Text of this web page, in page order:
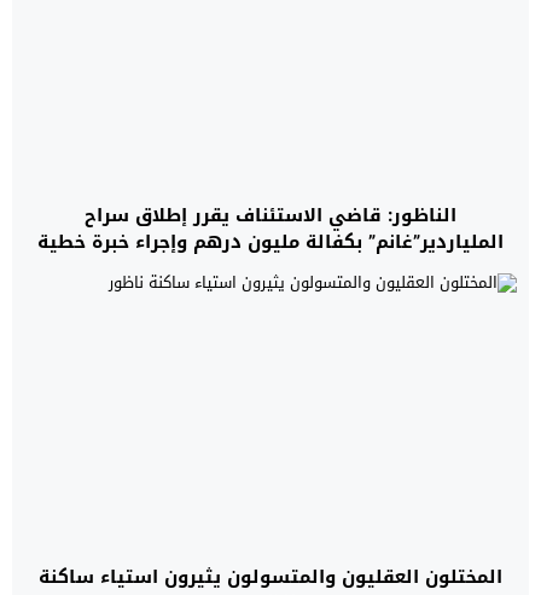
الناظور: قاضي الاستئناف يقرر إطلاق سراح
الملياردير”غانم” بكفالة مليون درهم وإجراء خبرة خطية
للتوقيعات
المختلون العقليون والمتسولون يثيرون استياء ساكنة